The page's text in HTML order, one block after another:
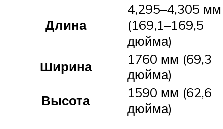
Длина
4,295–4,305 мм
(169,1–169,5
дюйма)
Ширина
1760 мм (69,3
дюйма)
Высота
1590 мм (62,6
дюйма)